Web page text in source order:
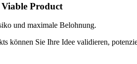
Product
und maximale Belohnung.
können Sie Ihre Idee validieren,